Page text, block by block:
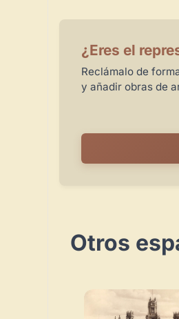
¿Eres el
Reclámalo de
y añadir obras de
Otros